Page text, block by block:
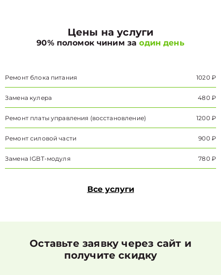
Цены на услуги
90% поломок чиним заодин день
Ремонт блока питания 1020 ₽
Замена кулера 480 ₽
Ремонт платы управления (восстановление) 1200 ₽
Ремонт силовой части 900 ₽
Замена IGBT-модуля 780 ₽
Все услуги
Оставьте заявку через сайт и
получите скидку